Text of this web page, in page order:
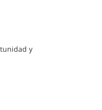
y